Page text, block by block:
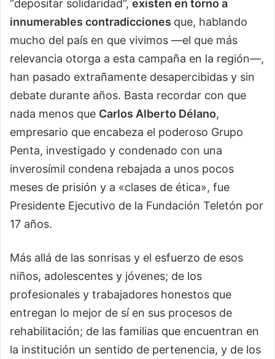
“depositar solidaridad”, existen en torno a
innumerables contradicciones que, hablando
mucho del país en que vivimos —el que más
relevancia otorga a esta campaña en la región—,
han pasado extrañamente desapercibidas y sin
debate durante años. Basta recordar con que
nada menos que Carlos Alberto Délano,
empresario que encabeza el poderoso Grupo
Penta, investigado y condenado con una
inverosímil condena rebajada a unos pocos
meses de prisión y a «clases de ética», fue
Presidente Ejecutivo de la Fundación Teletón por
17 años.
Más allá de las sonrisas y el esfuerzo de esos
niños, adolescentes y jóvenes; de los
profesionales y trabajadores honestos que
entregan lo mejor de sí en sus procesos de
rehabilitación; de las familias que encuentran en
la institución un sentido de pertenencia, y de los